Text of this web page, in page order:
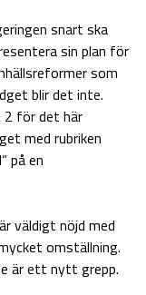
snart ska
sin plan för
som
blir det inte.
2 för det här
med rubriken
på en
väldigt nöjd med
omställning.
är ett nytt grepp.